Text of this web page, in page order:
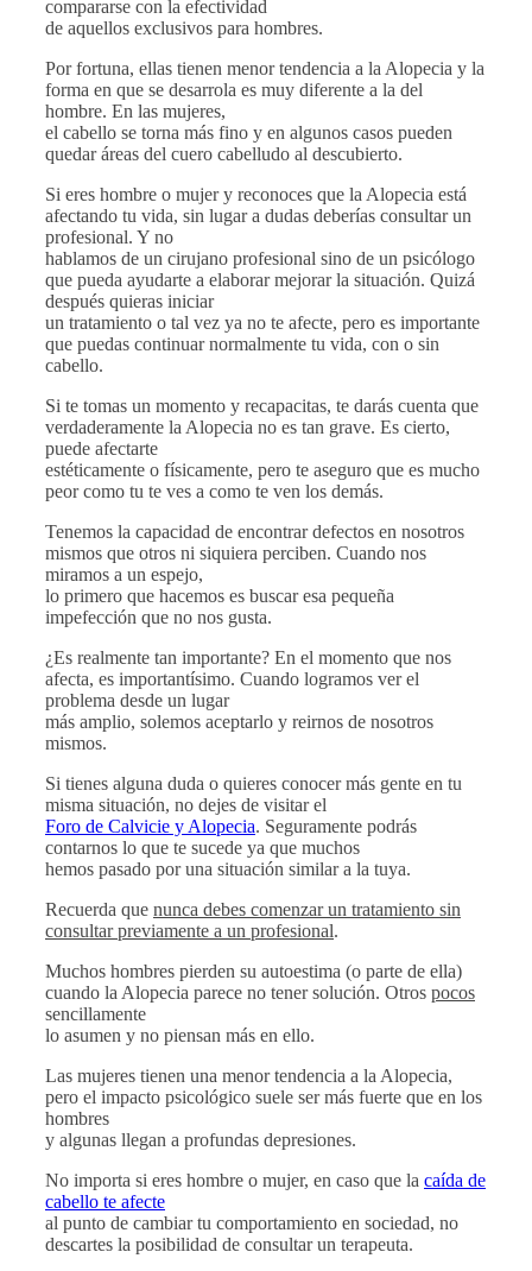
compararse con la efectividad
de aquellos exclusivos para hombres.
Por fortuna, ellas tienen menor tendencia a la Alopecia y la
forma en que se desarrola es muy diferente a la del
hombre. En las mujeres,
el cabello se torna más fino y en algunos casos pueden
quedar áreas del cuero cabelludo al descubierto.
Si eres hombre o mujer y reconoces que la Alopecia está
afectando tu vida, sin lugar a dudas deberías consultar un
profesional. Y no
hablamos de un cirujano profesional sino de un psicólogo
que pueda ayudarte a elaborar mejorar la situación. Quizá
después quieras iniciar
un tratamiento o tal vez ya no te afecte, pero es importante
que puedas continuar normalmente tu vida, con o sin
cabello.
Si te tomas un momento y recapacitas, te darás cuenta que
verdaderamente la Alopecia no es tan grave. Es cierto,
puede afectarte
estéticamente o físicamente, pero te aseguro que es mucho
peor como tu te ves a como te ven los demás.
Tenemos la capacidad de encontrar defectos en nosotros
mismos que otros ni siquiera perciben. Cuando nos
miramos a un espejo,
lo primero que hacemos es buscar esa pequeña
impefección que no nos gusta.
¿Es realmente tan importante? En el momento que nos
afecta, es importantísimo. Cuando logramos ver el
problema desde un lugar
más amplio, solemos aceptarlo y reirnos de nosotros
mismos.
Si tienes alguna duda o quieres conocer más gente en tu
misma situación, no dejes de visitar el
Foro de Calvicie y Alopecia. Seguramente podrás
contarnos lo que te sucede ya que muchos
hemos pasado por una situación similar a la tuya.
Recuerda que nunca debes comenzar un tratamiento sin
consultar previamente a un profesional.
Muchos hombres pierden su autoestima (o parte de ella)
cuando la Alopecia parece no tener solución. Otros pocos
sencillamente
lo asumen y no piensan más en ello.
Las mujeres tienen una menor tendencia a la Alopecia,
pero el impacto psicológico suele ser más fuerte que en los
hombres
y algunas llegan a profundas depresiones.
No importa si eres hombre o mujer, en caso que la caída de
cabello te afecte
al punto de cambiar tu comportamiento en sociedad, no
descartes la posibilidad de consultar un terapeuta.